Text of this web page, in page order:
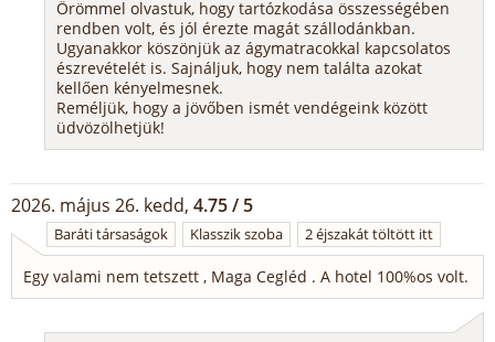
Örömmel olvastuk, hogy tartózkodása összességében
rendben volt, és jól érezte magát szállodánkban.
Ugyanakkor köszönjük az ágymatracokkal kapcsolatos
észrevételét is. Sajnáljuk, hogy nem találta azokat
kellően kényelmesnek.
Reméljük, hogy a jövőben ismét vendégeink között
üdvözölhetjük!
2026. május 26. kedd, 4.75 / 5
Baráti társaságok Klasszik szoba 2 éjszakát töltött itt
Egy valami nem tetszett , Maga Cegléd . A hotel 100%os volt.